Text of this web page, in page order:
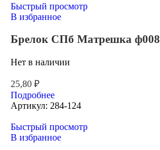
Быстрый просмотр
В избранное
Брелок СПб Матрешка ф008
Нет в наличии
25,80 ₽
Подробнее
Артикул: 284-124
Быстрый просмотр
В избранное